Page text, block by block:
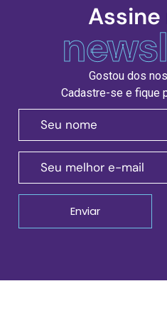
Assine
Gostou dos
Cadastre-se e fique